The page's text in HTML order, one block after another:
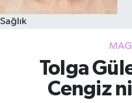
Sağlık
Tolga
Cengiz